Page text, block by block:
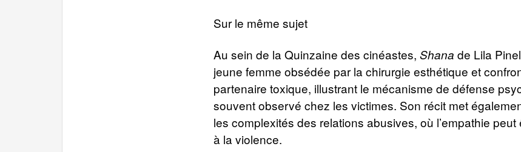
Sur le même sujet
Au sein de la Quinzaine des cinéastes, Shana de Lila
jeune femme obsédée par la chirurgie esthétique et
partenaire toxique, illustrant le mécanisme de défense
souvent observé chez les victimes. Son récit met
les complexités des relations abusives, où l’empathie
à la violence.